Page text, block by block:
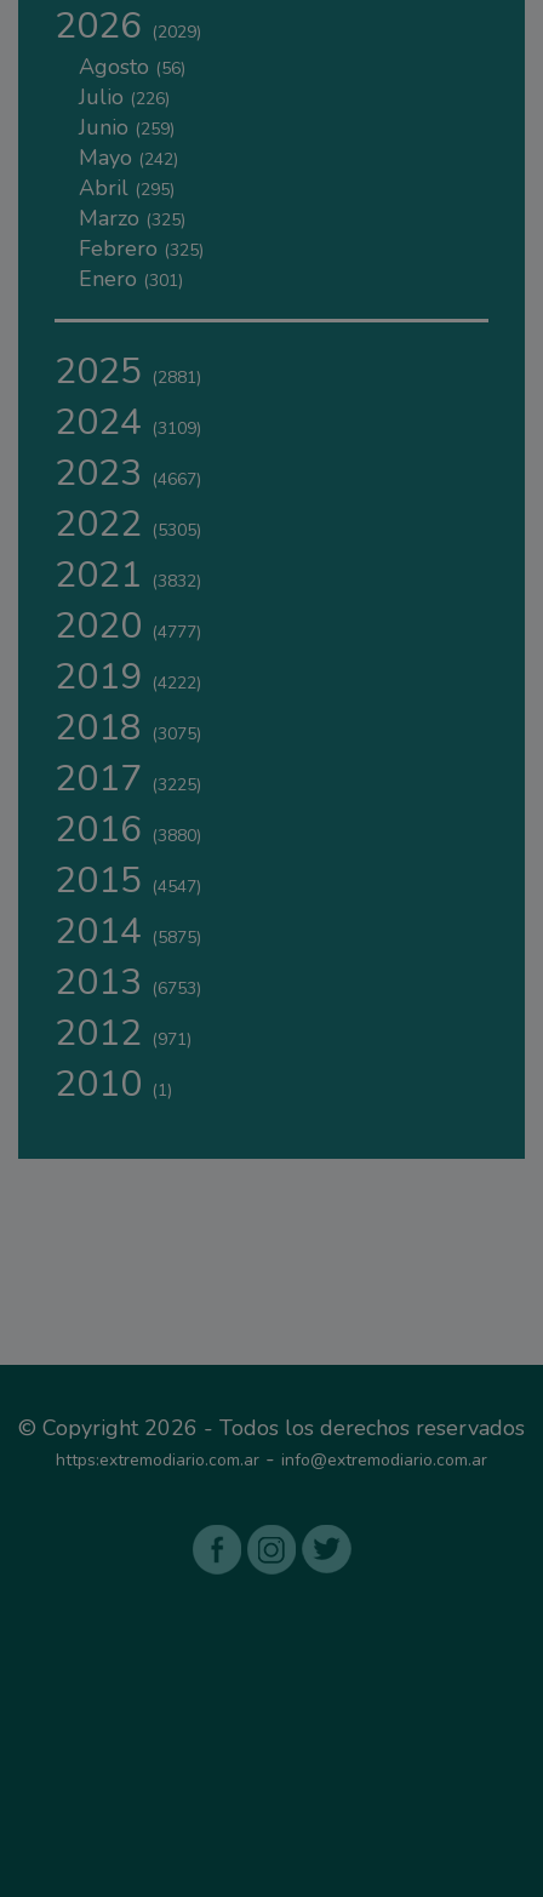
2026 (2029)
Agosto (56)
Julio (226)
Junio (259)
Mayo (242)
Abril (295)
Marzo (325)
Febrero (325)
Enero (301)
2025 (2881)
2024 (3109)
2023 (4667)
2022 (5305)
2021 (3832)
2020 (4777)
2019 (4222)
2018 (3075)
2017 (3225)
2016 (3880)
2015 (4547)
2014 (5875)
2013 (6753)
2012 (971)
2010 (1)
© Copyright 2026 - Todos los derechos reservados
https:extremodiario.com.ar - info@extremodiario.com.ar